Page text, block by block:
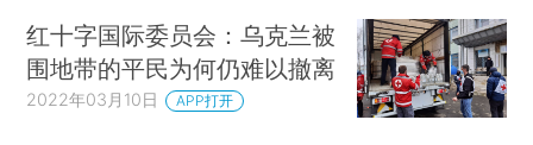
红十字国际委员会：乌克兰被
围地带的平民为何仍难以撤离
2022年03月10日 APP打开